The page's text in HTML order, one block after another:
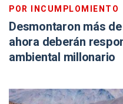
POR INCUMPLOMIENTO
Desmontaron más
ahora deberán
ambiental millonario